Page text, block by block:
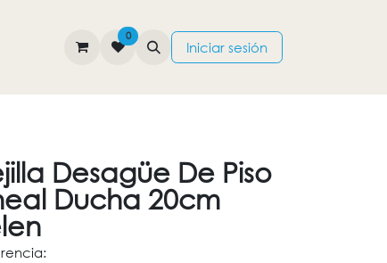
CONTÁCTENOS
0
Iniciar sesión
Desagüe De Piso
Ducha 20cm